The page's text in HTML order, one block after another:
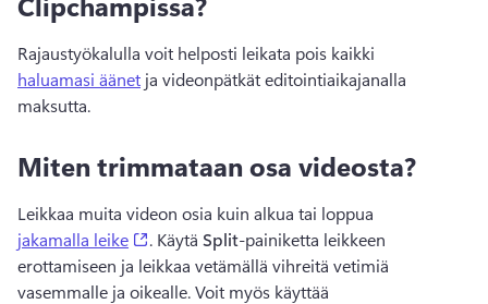
Rajaustyökalulla voit helposti leikata pois kaikki
haluamasi äänet ja videonpätkät editointiaikajanalla
maksutta.
Miten trimmataan osa videosta?
Leikkaa muita videon osia kuin alkua tai loppua
jakamalla leike
(opens in a new tab)
. Käytä Split-painiketta leikkeen
erottamiseen ja leikkaa vetämällä vihreitä vetimiä
vasemmalle ja oikealle. Voit myös käyttää